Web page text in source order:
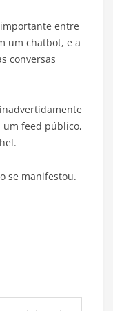
entre
um chatbot, e a
conversas
um feed público,
se manifestou.